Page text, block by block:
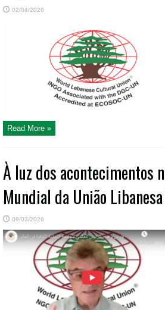
02/04/2026
Read More »
À luz dos acontecimentos
Mundial da União
09/03/2026